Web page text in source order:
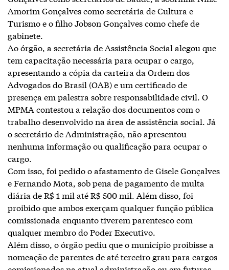
Amorim Gonçalves como secretária de Cultura e
Turismo e o filho Jobson Gonçalves como chefe de
gabinete.
Ao órgão, a secretária de Assistência Social alegou que
tem capacitação necessária para ocupar o cargo,
apresentando a cópia da carteira da Ordem dos
Advogados do Brasil (OAB) e um certificado de
presença em palestra sobre responsabilidade civil. O
MPMA contestou a relação dos documentos com o
trabalho desenvolvido na área de assistência social. Já
o secretário de Administração, não apresentou
nenhuma informação ou qualificação para ocupar o
cargo.
Com isso, foi pedido o afastamento de Gisele Gonçalves
e Fernando Mota, sob pena de pagamento de multa
diária de R$ 1 mil até R$ 500 mil. Além disso, foi
proibido que ambos exerçam qualquer função pública
comissionada enquanto tiverem parentesco com
qualquer membro do Poder Executivo.
Além disso, o órgão pediu que o município proibisse a
nomeação de parentes de até terceiro grau para cargos